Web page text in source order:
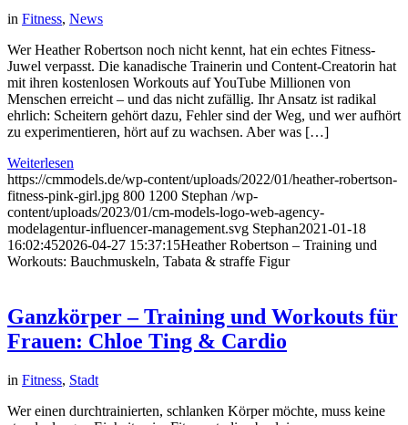
in Fitness, News
Wer Heather Robertson noch nicht kennt, hat ein echtes Fitness-
Juwel verpasst. Die kanadische Trainerin und Content-Creatorin hat
mit ihren kostenlosen Workouts auf YouTube Millionen von
Menschen erreicht – und das nicht zufällig. Ihr Ansatz ist radikal
ehrlich: Scheitern gehört dazu, Fehler sind der Weg, und wer aufhört
zu experimentieren, hört auf zu wachsen. Aber was […]
Weiterlesen
https://cmmodels.de/wp-content/uploads/2022/01/heather-robertson-
fitness-pink-girl.jpg 800 1200 Stephan /wp-
content/uploads/2023/01/cm-models-logo-web-agency-
modelagentur-influencer-management.svg Stephan2021-01-18
16:02:452026-04-27 15:37:15Heather Robertson – Training und
Workouts: Bauchmuskeln, Tabata & straffe Figur
Ganzkörper – Training und Workouts für
Frauen: Chloe Ting & Cardio
in Fitness, Stadt
Wer einen durchtrainierten, schlanken Körper möchte, muss keine